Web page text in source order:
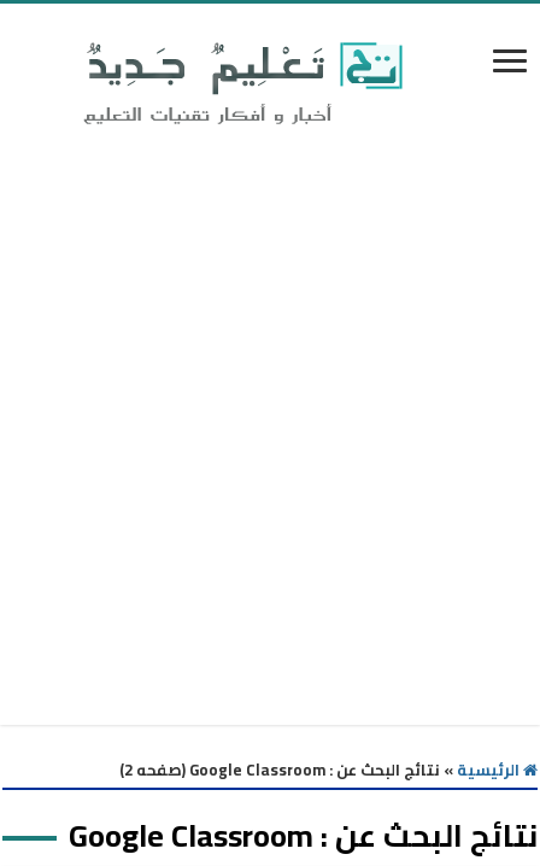
الرئيسية» نتائج البحث عن : Google Classroom (صفحه 2)
نتائج البحث عن :Google Classroom